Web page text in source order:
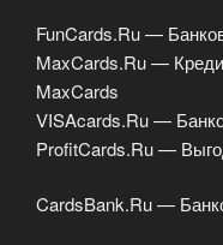
FunCards.Ru —
MaxCards.Ru —
MaxCards
VISAcards.Ru —
ProfitCards.Ru —
CardsBank.Ru —